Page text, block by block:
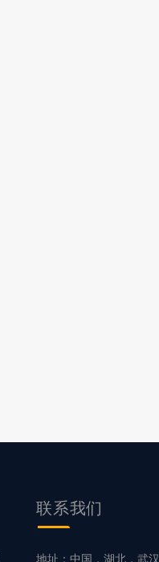
联系我们
地址：中国，湖北，武汉